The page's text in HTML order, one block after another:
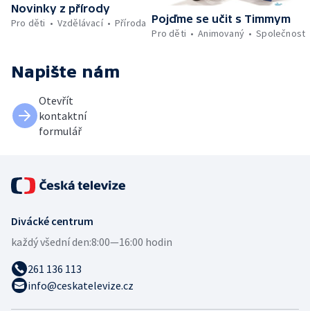
Novinky z přírody
Pro děti
Vzdělávací Příroda Pojďme se učit s Timmym
Pro děti
Animovaný Společnost
Napište nám
Otevřít
kontaktní
formulář
Divácké centrum
každý všední den:8:00—16:00 hodin
261 136 113
info@ceskatelevize.cz